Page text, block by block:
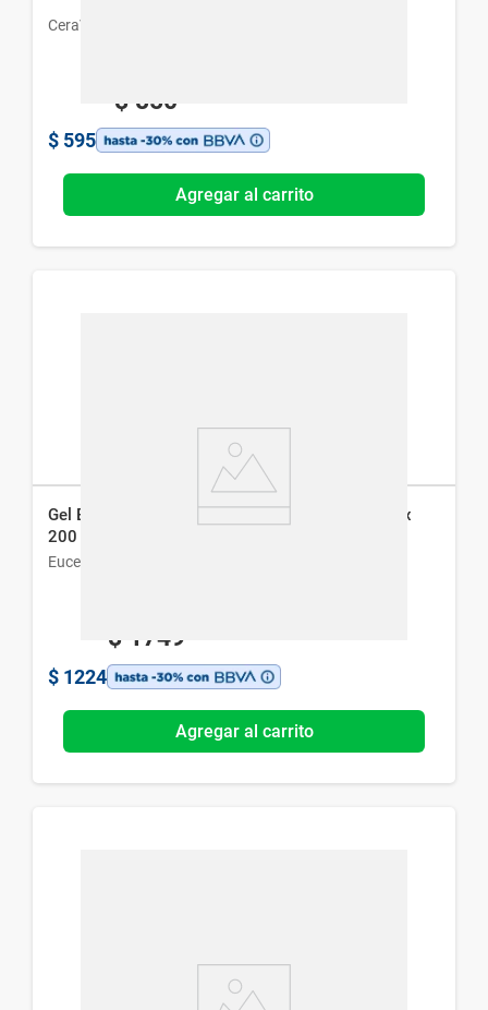
CeraVe
$ 850
$ 595
Agregar al carrito
Gel Eucerin Anti-Pigment para Todo Tipo de Piel x
200 ml
Eucerin
$ 1749
$ 1224
Agregar al carrito